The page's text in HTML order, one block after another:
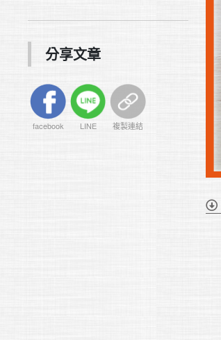
分享文章
facebook LINE 複製連結